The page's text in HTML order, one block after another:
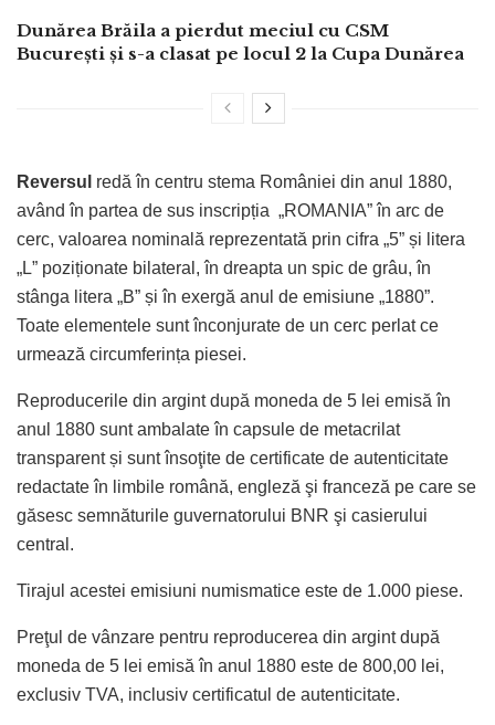
Dunărea Brăila a pierdut meciul cu CSM
București și s-a clasat pe locul 2 la Cupa Dunărea
Reversul redă în centru stema României din anul 1880,
având în partea de sus inscripția „ROMANIA” în arc de
cerc, valoarea nominală reprezentată prin cifra „5” și litera
„L” poziționate bilateral, în dreapta un spic de grâu, în
stânga litera „B” și în exergă anul de emisiune „1880”.
Toate elementele sunt înconjurate de un cerc perlat ce
urmează circumferința piesei.
Reproducerile din argint după moneda de 5 lei emisă în
anul 1880 sunt ambalate în capsule de metacrilat
transparent și sunt însoţite de certificate de autenticitate
redactate în limbile română, engleză şi franceză pe care se
găsesc semnăturile guvernatorului BNR şi casierului
central.
Tirajul acestei emisiuni numismatice este de 1.000 piese.
Preţul de vânzare pentru reproducerea din argint după
moneda de 5 lei emisă în anul 1880 este de 800,00 lei,
exclusiv TVA, inclusiv certificatul de autenticitate.